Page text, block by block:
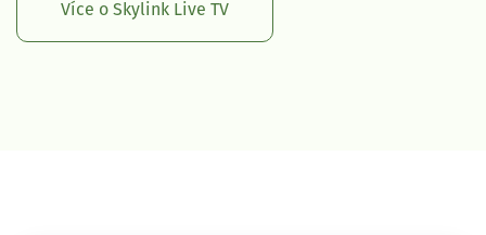
Více o Skylink Live TV